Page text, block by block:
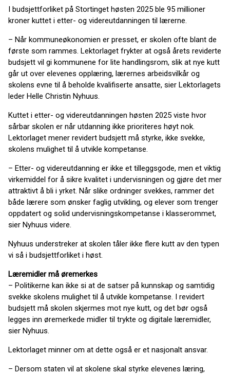
I budsjettforliket på Stortinget høsten 2025 ble 95 millioner
kroner kuttet i etter- og videreutdanningen til lærerne.
– Når kommuneøkonomien er presset, er skolen ofte blant de
første som rammes. Lektorlaget frykter at også årets reviderte
budsjett vil gi kommunene for lite handlingsrom, slik at nye kutt
går ut over elevenes opplæring, lærernes arbeidsvilkår og
skolens evne til å beholde kvalifiserte ansatte, sier Lektorlagets
leder Helle Christin Nyhuus.
Kuttet i etter- og videreutdanningen høsten 2025 viste hvor
sårbar skolen er når utdanning ikke prioriteres høyt nok.
Lektorlaget mener revidert budsjett må styrke, ikke svekke,
skolens mulighet til å utvikle kompetanse.
– Etter- og videreutdanning er ikke et tilleggsgode, men et viktig
virkemiddel for å sikre kvalitet i undervisningen og gjøre det mer
attraktivt å bli i yrket. Når slike ordninger svekkes, rammer det
både lærere som ønsker faglig utvikling, og elever som trenger
oppdatert og solid undervisningskompetanse i klasserommet,
sier Nyhuus videre.
Nyhuus understreker at skolen tåler ikke flere kutt av den typen
vi så i budsjettforliket i høst.
Læremidler må øremerkes
– Politikerne kan ikke si at de satser på kunnskap og samtidig
svekke skolens mulighet til å utvikle kompetanse. I revidert
budsjett må skolen skjermes mot nye kutt, og det bør også
legges inn øremerkede midler til trykte og digitale læremidler,
sier Nyhuus.
Lektorlaget minner om at dette også er et nasjonalt ansvar.
– Dersom staten vil at skolene skal styrke elevenes læring,